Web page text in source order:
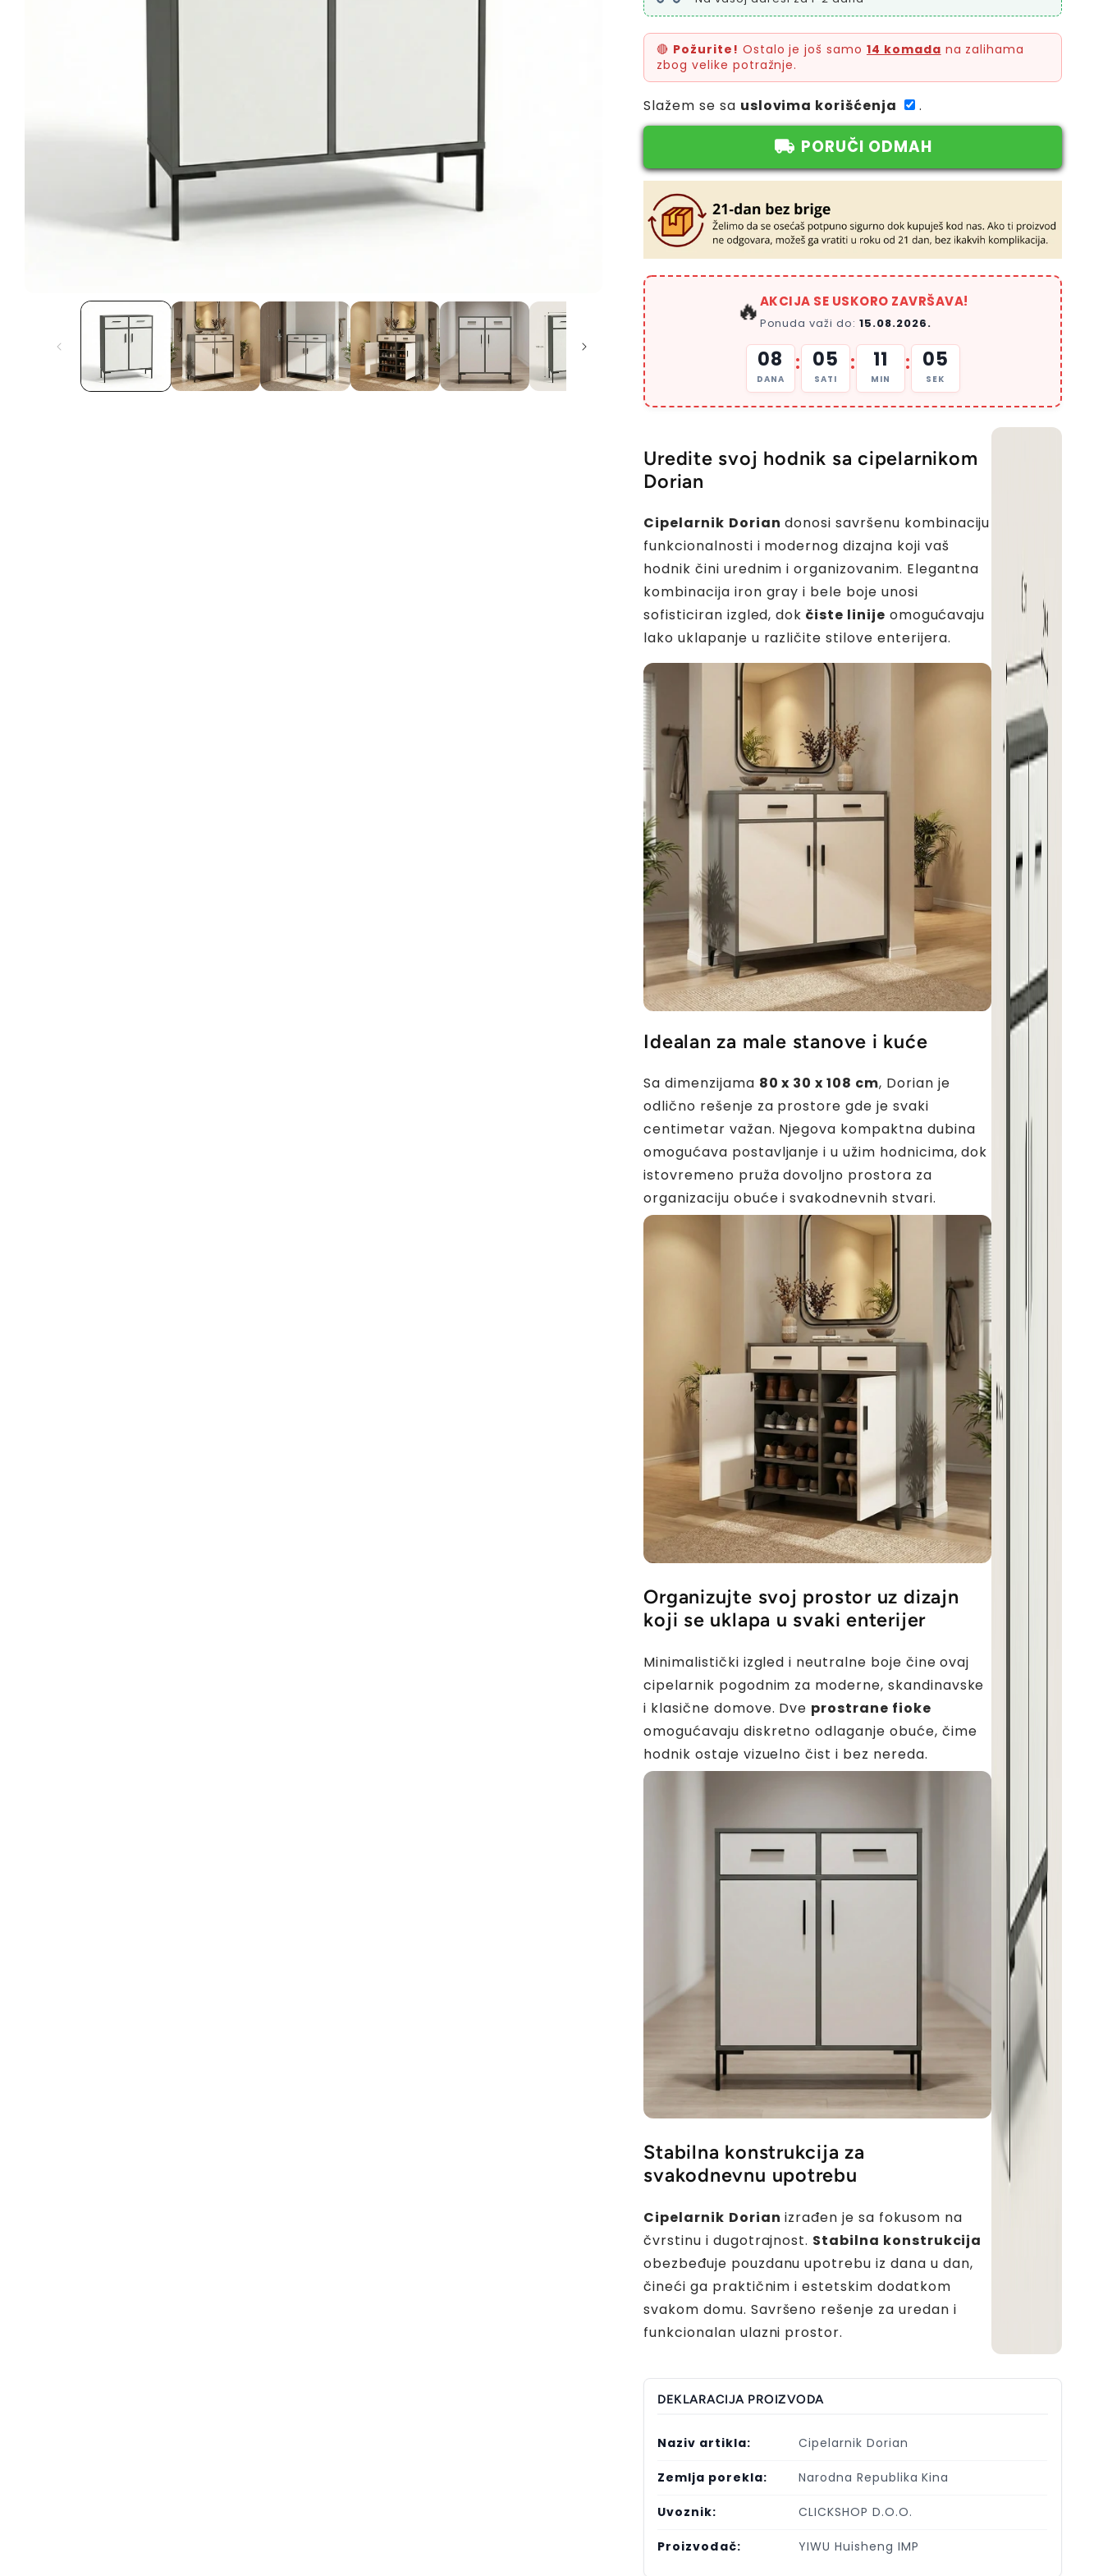
🔴 Požurite! Ostalo je još samo 14 komada na zalihama
zbog velike potražnje.
Slažem se sa uslovima korišćenja .
PORUČI ODMAH
🔥AKCIJA SE USKORO ZAVRŠAVA!
Ponuda važi do: 15.08.2026.
08
DANA
: 05
SATI
: 11
MIN
: 04
SEK
Uredite svoj hodnik sa cipelarnikom
Dorian
Cipelarnik Dorian donosi savršenu kombinaciju
funkcionalnosti i modernog dizajna koji vaš
hodnik čini urednim i organizovanim. Elegantna
kombinacija iron gray i bele boje unosi
sofisticiran izgled, dok čiste linije omogućavaju
lako uklapanje u različite stilove enterijera.
Idealan za male stanove i kuće
Sa dimenzijama 80 x 30 x 108 cm, Dorian je
odlično rešenje za prostore gde je svaki
centimetar važan. Njegova kompaktna dubina
omogućava postavljanje i u užim hodnicima, dok
istovremeno pruža dovoljno prostora za
organizaciju obuće i svakodnevnih stvari.
Organizujte svoj prostor uz dizajn
koji se uklapa u svaki enterijer
Minimalistički izgled i neutralne boje čine ovaj
cipelarnik pogodnim za moderne, skandinavske
i klasične domove. Dve prostrane fioke
omogućavaju diskretno odlaganje obuće, čime
hodnik ostaje vizuelno čist i bez nereda.
Stabilna konstrukcija za
svakodnevnu upotrebu
Cipelarnik Dorian izrađen je sa fokusom na
čvrstinu i dugotrajnost. Stabilna konstrukcija
obezbeđuje pouzdanu upotrebu iz dana u dan,
čineći ga praktičnim i estetskim dodatkom
svakom domu. Savršeno rešenje za uredan i
funkcionalan ulazni prostor.
DEKLARACIJA PROIZVODA
Naziv artikla: Cipelarnik Dorian
Zemlja porekla: Narodna Republika Kina
Uvoznik: CLICKSHOP D.O.O.
Proizvođač: YIWU Huisheng IMP